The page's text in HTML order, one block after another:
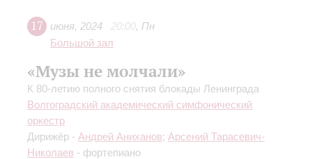
17 июня, 2024 20:00, Пн
Большой зал
«Музы не молчали»
К 80-летию полного снятия блокады Ленинграда
Волгоградский академический симфонический
оркестр
Дирижёр - Андрей Аниханов; Арсений Тарасевич-
Николаев - фортепиано